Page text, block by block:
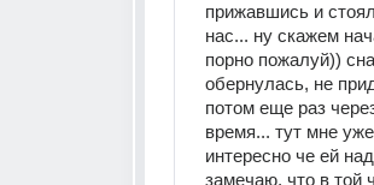
прижавшись и
нас... ну скажем
порно пожалуй))
обернулась, не
потом еще раз
время... тут мне
интересно че ей
замечаю, что в той